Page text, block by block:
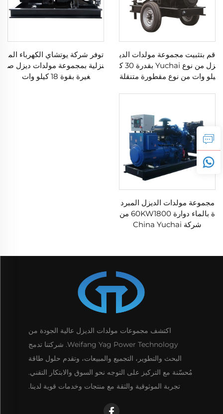
قم بتثبيت مجموعة مولدات الدي
زل من نوع Yuchai بقدرة 30 ك
يلو وات من نوع مقطورة متنقلة
توفر شركة يوتشاي الكهرباء الم
نزلية بمجموعة مولدات ديزل ص
غيرة بقوة 18 كيلو وات
مجموعة مولدات الديزل المبرد
ة بالماء دوارة 60KW1800 من
شركة China Yuchai
اكتشف مجموعات مولدات الديزل عالية الجودة من
Weifang Yag Power Technology. شركتنا تدمج
البحث والتطوير، التجميع والمبيعات، وتقدم حلول طاقة
مُحسّنة مع التركيز على التوجه نحو السوق والابتكار التقني.
تجربة الموثوقية والثقة مع منتجات وخدمات قوية لدينا.